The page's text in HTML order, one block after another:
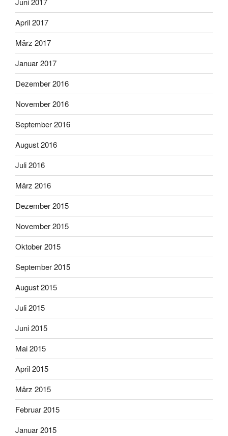
April 2017
März 2017
Januar 2017
Dezember 2016
November 2016
September 2016
August 2016
Juli 2016
März 2016
Dezember 2015
November 2015
Oktober 2015
September 2015
August 2015
Juli 2015
Juni 2015
Mai 2015
April 2015
März 2015
Februar 2015
Januar 2015